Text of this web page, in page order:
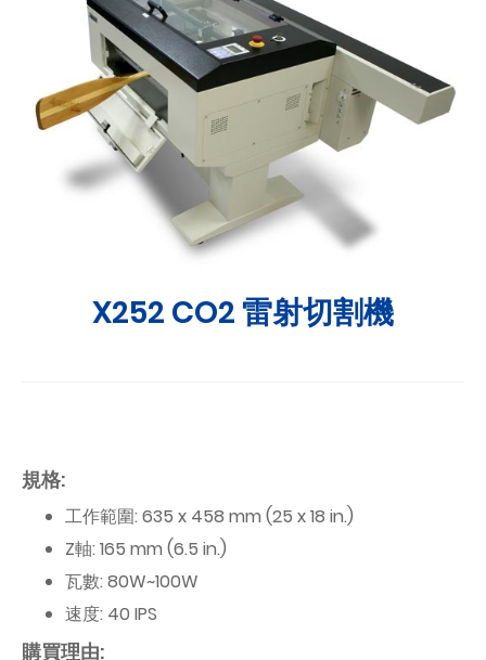
X252 CO2 雷射切割機
規格:
工作範圍: 635 x 458 mm (25 x 18 in.)
Z軸: 165 mm (6.5 in.)
瓦數: 80W~100W
速度: 40 IPS
購買理由: